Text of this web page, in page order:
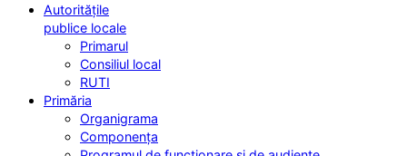
Autoritățile
publice locale
Primarul
Consiliul local
RUTI
Primăria
Organigrama
Componența